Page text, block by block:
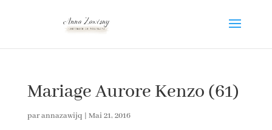
Mariage Aurore Kenzo (61)
parannazawijq | Mai 21, 2016